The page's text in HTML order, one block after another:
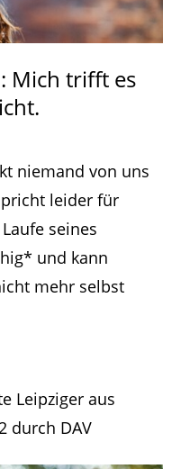
Mich trifft es
niemand von uns
leider für
seines
und kann
mehr selbst
Leipziger aus
durch DAV